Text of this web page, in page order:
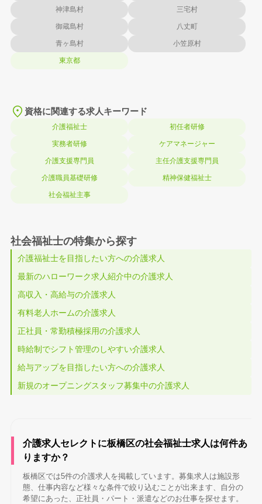
神津島村 三宅村
御蔵島村 八丈町
青ヶ島村 小笠原村
東京都
資格に関連する求人キーワード
介護福祉士 初任者研修
実務者研修 ケアマネージャー
介護支援専門員 主任介護支援専門員
介護職員基礎研修 精神保健福祉士
社会福祉主事
社会福祉士の特集から探す
介護福祉士を目指したい方への介護求人
最新のハローワーク求人紹介中の介護求人
高収入・高給与の介護求人
有料老人ホームの介護求人
正社員・常勤積極採用の介護求人
時給制でシフト管理のしやすい介護求人
給与アップを目指したい方への介護求人
新規のオープニングスタッフ募集中の介護求人
介護求人セレクトに板橋区の社会福祉士求人は何件あ
りますか？
板橋区では5件の介護求人を掲載しています。募集求人は施設形
態、仕事内容など様々な条件で絞り込むことが出来ます、自分の
希望にあった、正社員・パート・派遣などのお仕事を探せます。